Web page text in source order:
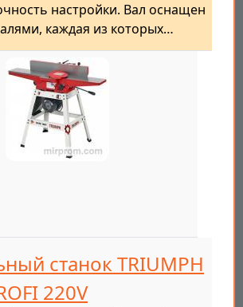
настройки. Вал оснащен
каждая из которых…
станок TRIUMPH
220V